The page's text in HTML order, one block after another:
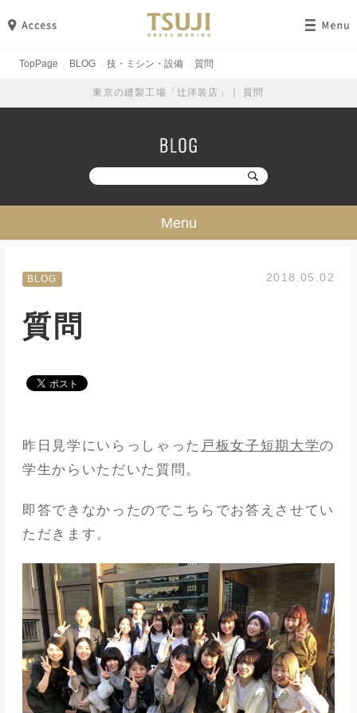
TopPage BLOG 技・ミシン・設備 質問
東京の縫製工場「辻洋装店」｜ 質問
Menu
メゾンな日々
BLOG 2018.05.02
質問
昨日見学にいらっしゃった 戸板女子短期大学の
学生からいただいた質問。
即答できなかったのでこちらでお答えさせてい
ただきます。